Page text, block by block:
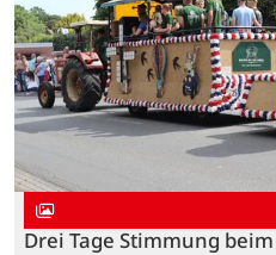
Drei Tage Stimmung